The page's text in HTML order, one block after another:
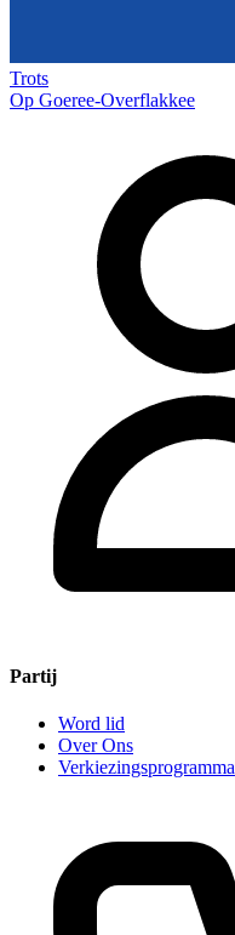
Trots
Op Goeree-Overflakkee
Partij
Word lid
Over Ons
Verkiezingsprogramma